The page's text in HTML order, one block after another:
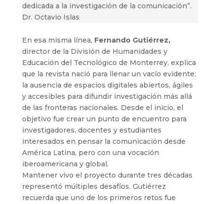
dedicada a la investigación de la comunicación”.
Dr. Octavio Islas
En esa misma línea, Fernando Gutiérrez,
director de la División de Humanidades y
Educación del Tecnológico de Monterrey, explica
que la revista nació para llenar un vacío evidente:
la ausencia de espacios digitales abiertos, ágiles
y accesibles para difundir investigación más allá
de las fronteras nacionales. Desde el inicio, el
objetivo fue crear un punto de encuentro para
investigadores, docentes y estudiantes
interesados en pensar la comunicación desde
América Latina, pero con una vocación
iberoamericana y global.
Mantener vivo el proyecto durante tres décadas
representó múltiples desafíos. Gutiérrez
recuerda que uno de los primeros retos fue